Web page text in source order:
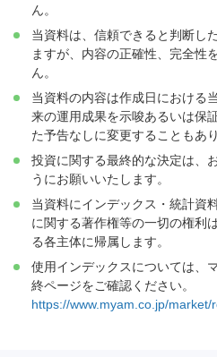
ん。
当資料は、信頼できると判断し
ますが、内容の正確性、完全性
ん。
当資料の内容は作成日における
来の運用成果を示唆あるいは保
た予告なしに変更することもあり
投資に関する最終的な決定は、
うにお願いいたします。
当資料にインデックス・統計資
に関する著作権等の一切の権利
る各主体に帰属します。
使用インデックスについては、
終ページをご確認ください。
https://www.myam.co.jp/market/